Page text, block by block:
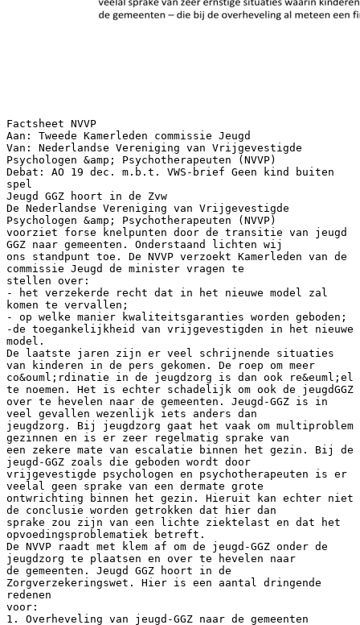
Factsheet NVVP
Aan: Tweede Kamerleden commissie Jeugd
Van: Nederlandse Vereniging van Vrijgevestigde
Psychologen &amp; Psychotherapeuten (NVVP)
Debat: AO 19 dec. m.b.t. VWS-brief Geen kind buiten
spel
Jeugd GGZ hoort in de Zvw
De Nederlandse Vereniging van Vrijgevestigde
Psychologen &amp; Psychotherapeuten (NVVP)
voorziet forse knelpunten door de transitie van jeugd
GGZ naar gemeenten. Onderstaand lichten wij
ons standpunt toe. De NVVP verzoekt Kamerleden van de
commissie Jeugd de minister vragen te
stellen over:
- het verzekerde recht dat in het nieuwe model zal
komen te vervallen;
- op welke manier kwaliteitsgaranties worden geboden;
-de toegankelijkheid van vrijgevestigden in het nieuwe
model.
De laatste jaren zijn er veel schrijnende situaties
van kinderen in de pers gekomen. De roep om meer
co&ouml;rdinatie in de jeugdzorg is dan ook re&euml;el
te noemen. Het is echter schadelijk om ook de jeugdGGZ
over te hevelen naar de gemeenten. Jeugd-GGZ is in
veel gevallen wezenlijk iets anders dan
jeugdzorg. Bij jeugdzorg gaat het vaak om multiproblem
gezinnen en is er zeer regelmatig sprake van
een zekere mate van escalatie binnen het gezin. Bij de
jeugd-GGZ zoals die geboden wordt door
vrijgevestigde psychologen en psychotherapeuten is er
veelal geen sprake van een dermate grote
ontwrichting binnen het gezin. Hieruit kan echter niet
de conclusie worden getrokken dat hier dan
sprake zou zijn van een lichte ziektelast en dat het
opvoedingsproblematiek betreft.
De NVVP raadt met klem af om de jeugd-GGZ onder de
jeugdzorg te plaatsen en over te hevelen naar
de gemeenten. Jeugd GGZ hoort in de
Zorgverzekeringswet. Hier is een aantal dringende
redenen
voor:
1. Overheveling van jeugd-GGZ naar de gemeenten